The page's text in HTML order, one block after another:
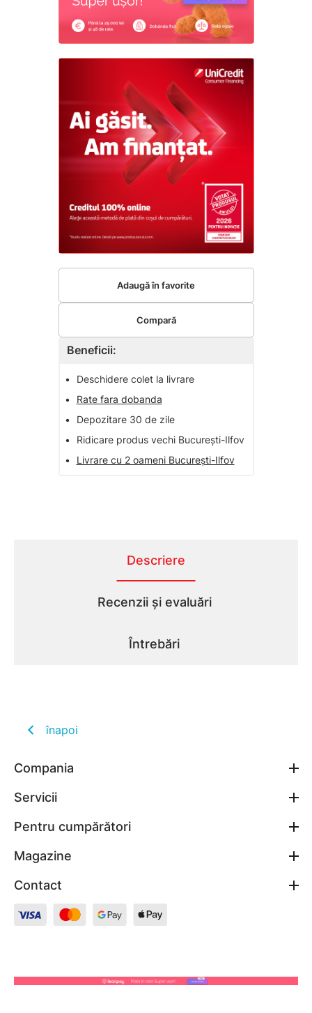
Beneficii:
•
Deschidere colet la livrare
•
Rate fara dobanda
•
Depozitare 30 de zile
•
Ridicare produs vechi București-Ilfov
•
Livrare cu 2 oameni București-Ilfov
Adaugă în favorite
Compară
Descriere
Recenzii și evaluări
Întrebări
înapoi
Compania
Servicii
Pentru cumpărători
Magazine
Contact